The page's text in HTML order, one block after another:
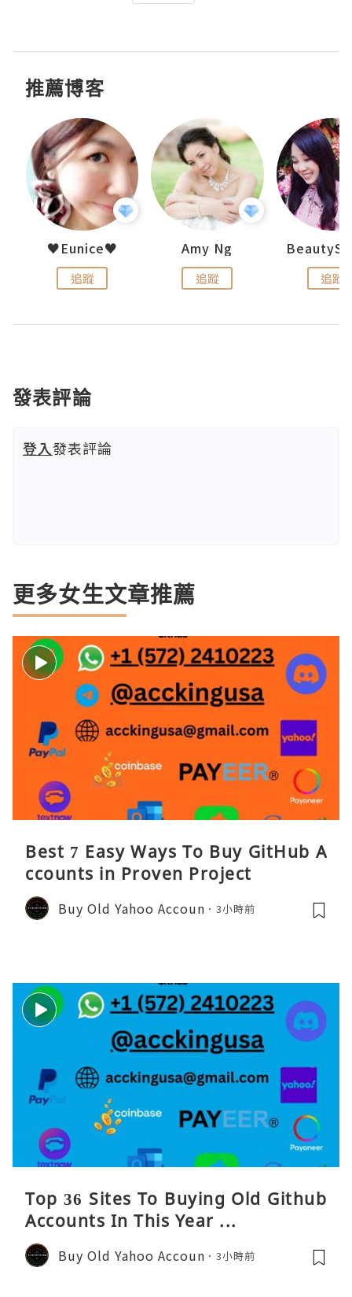
推薦博客
♥Eunice♥
追蹤
Amy Ng
追蹤 追蹤
發表評論
登入發表評論
更多女生文章推薦
Best 7 Easy Ways To Buy GitHub A
ccounts in Proven Project
Buy Old Yahoo Accoun 3小時前
Top 36 Sites To Buying Old Github
Accounts In This Year ...
Buy Old Yahoo Accoun 3小時前